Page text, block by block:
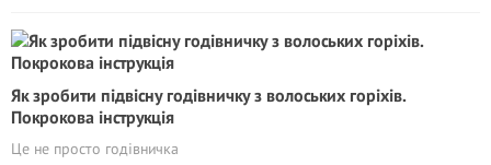
Як зробити підвісну годівничку з волоських горіхів.
Покрокова інструкція
Це не просто годівничка